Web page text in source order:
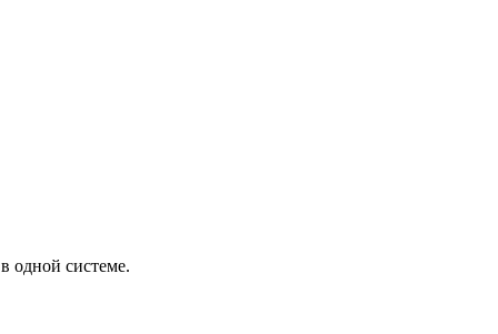
одной системе.